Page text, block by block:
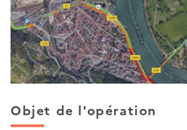
Objet de l'opération